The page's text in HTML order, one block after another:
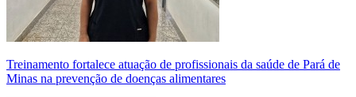
Treinamento fortalece atuação de profissionais da saúde de Pará de
Minas na prevenção de doenças alimentares